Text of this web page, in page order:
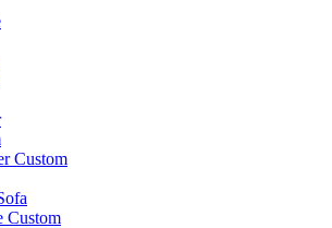
Custom
Custom